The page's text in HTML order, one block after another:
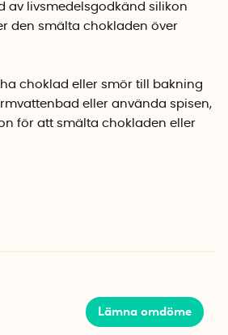
av livsmedelsgodkänd silikon
den smälta chokladen över
choklad eller smör till bakning
eller använda spisen,
för att smälta chokladen eller
och starta den på
tid innan chokladen smälter
i taget. Kontrollera chokladen
när du tar utLämna omdöme